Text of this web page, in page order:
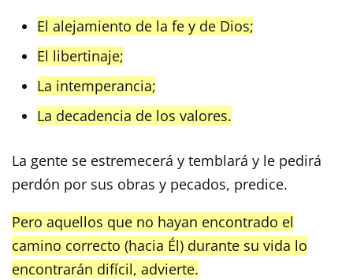
El alejamiento de la fe y de Dios;
El libertinaje;
La intemperancia;
La decadencia de los valores.
La gente se estremecerá y temblará y le pedirá
perdón por sus obras y pecados, predice.
Pero aquellos que no hayan encontrado el
camino correcto (hacia Él) durante su vida lo
encontrarán difícil, advierte.